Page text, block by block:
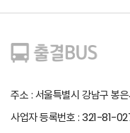
주소 : 서울특별시 강남구 봉
사업자 등록번호 : 321-81-